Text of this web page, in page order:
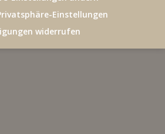
Einstellungen
widerrufen